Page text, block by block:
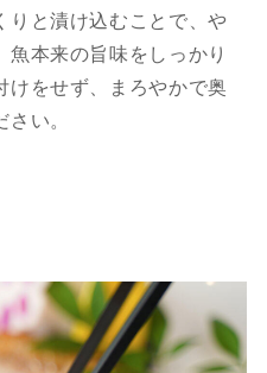
りと漬け込むことで、や
魚本来の旨味をしっかり
けをせず、まろやかで奥
い。